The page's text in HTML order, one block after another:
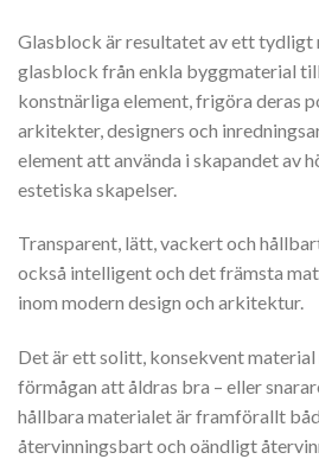
Glasblock är resultatet av ett tydligt
glasblock från enkla byggmaterial
konstnärliga element, frigöra deras
arkitekter, designers och
element att använda i skapandet av
estetiska skapelser.
Transparent, lätt, vackert och
också intelligent och det främsta
inom modern design och arkitektur.
Det är ett solitt, konsekvent material
förmågan att åldras bra – eller
hållbara materialet är framförallt
återvinningsbart och oändligt